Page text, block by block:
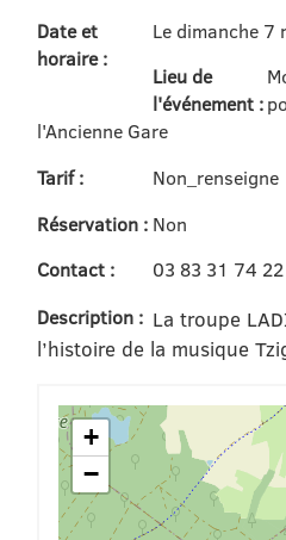
Date et
horaire :
Le dimanche 7
Lieu de
l'événement :
l'Ancienne Gare
Tarif :
Non_renseigne
Réservation : Non
Contact :
03 83 31 74 22
Description : La troupe
l’histoire de la musique
+
−